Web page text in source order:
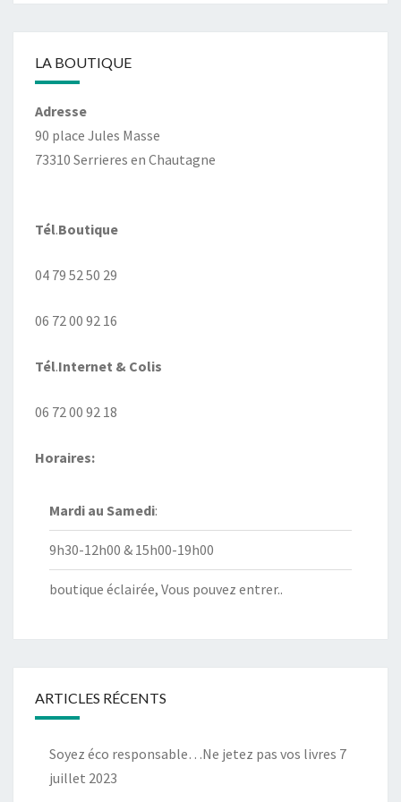
LA BOUTIQUE
Adresse
90 place Jules Masse
73310 Serrieres en Chautagne
Tél.Boutique
04 79 52 50 29
06 72 00 92 16
Tél.Internet & Colis
06 72 00 92 18
Horaires:
Mardi au Samedi:
9h30-12h00 & 15h00-19h00
boutique éclairée, Vous pouvez entrer..
ARTICLES RÉCENTS
Soyez éco responsable…Ne jetez pas vos livres 7
juillet 2023